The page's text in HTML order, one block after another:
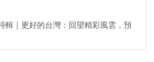
輯｜更好的台灣：回望精彩風雲，預